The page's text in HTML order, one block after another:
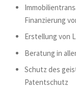
Finanzierung
Erstellung von
Beratung in
Schutz des
Patentschutz